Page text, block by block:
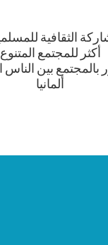
أكثر للمجتمع المتنوع
ألمانيا